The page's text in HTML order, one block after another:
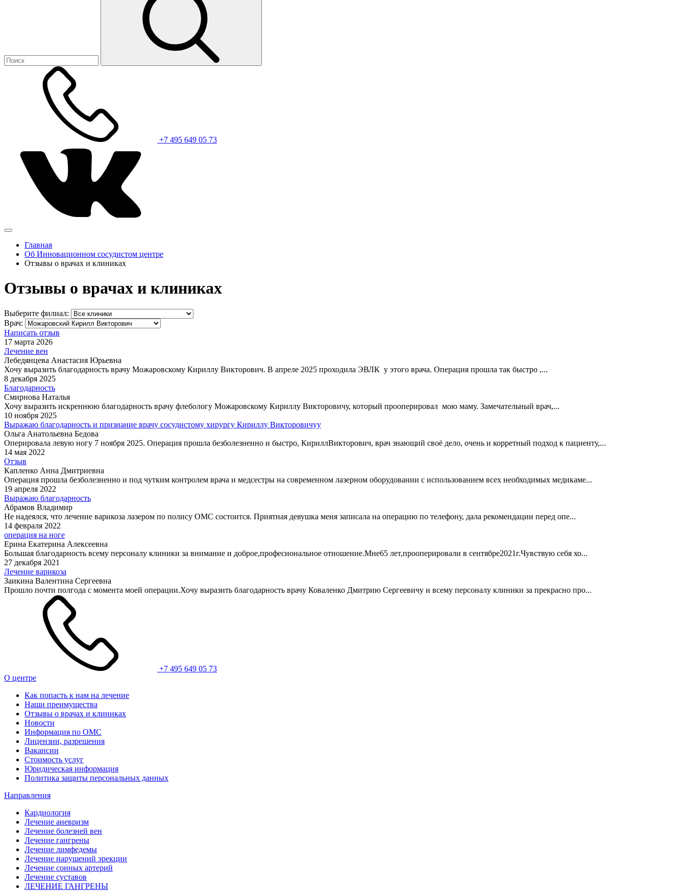
+7 495 649 05 73
Главная
Об Инновационном сосудистом центре
Отзывы о врачах и клиниках
Отзывы о врачах и клиниках
Выберите филиал:
Врач:
Написать отзыв
17 марта 2026
Лечение вен
Лебедянцева Анастасия Юрьевна
Хочу выразить благодарность врачу Можаровскому Кириллу Викторович. В апреле 2025 проходила ЭВЛК у этого врача. Операция прошла так быстро ,...
8 декабря 2025
Благодарность
Смирнова Наталья
Хочу выразить искреннюю благодарность врачу флебологу Можаровскому Кириллу Викторовичу, который прооперировал мою маму. Замечательный врач,...
10 ноября 2025
Выражаю благодарность и признание врачу сосудистому хирургу Кириллу Викторовичуу
Ольга Анатольевна Бедова
Оперировала левую ногу 7 ноября 2025. Операция прошла безболезненно и быстро, КириллВикторович, врач знающий своё дело, очень и корретный подход к пациенту,...
14 мая 2022
Отзыв
Капленко Анна Дмитриевна
Операция прошла безболезненно и под чутким контролем врача и медсестры на современном лазерном оборудовании с использованием всех необходимых медикаме...
19 апреля 2022
Выражаю благодарность
Абрамов Владимир
Не надеялся, что лечение варикоза лазером по полису ОМС состоится. Приятная девушка меня записала на операцию по телефону, дала рекомендации перед опе...
14 февраля 2022
операция на ноге
Ерина Екатерина Алексеевна
Большая благодарность всему персоналу клиники за внимание и доброе,професиональное отношение.Мне65 лет,прооперировали в сентябре2021г.Чувствую себя хо...
27 декабря 2021
Лечение варикоза
Заикина Валентина Сергеевна
Прошло почти полгода с момента моей операции.Хочу выразить благодарность врачу Коваленко Дмитрию Сергеевичу и всему персоналу клиники за прекрасно про...
+7 495 649 05 73
О центре
Как попасть к нам на лечение
Наши преимущества
Отзывы о врачах и клиниках
Новости
Информация по ОМС
Лицензии, разрешения
Вакансии
Стоимость услуг
Юридическая информация
Политика защиты персональных данных
Направления
Кардиология
Лечение аневризм
Лечение болезней вен
Лечение гангрены
Лечение лимфедемы
Лечение нарушений эрекции
Лечение сонных артерий
Лечение суставов
ЛЕЧЕНИЕ ГАНГРЕНЫ